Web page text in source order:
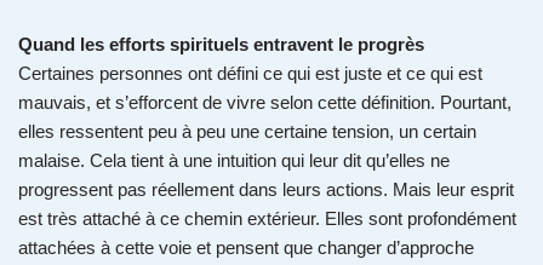
Quand les efforts spirituels entravent le progrès
Certaines personnes ont défini ce qui est juste et ce qui est
mauvais, et s’efforcent de vivre selon cette définition. Pourtant,
elles ressentent peu à peu une certaine tension, un certain
malaise. Cela tient à une intuition qui leur dit qu’elles ne
progressent pas réellement dans leurs actions. Mais leur esprit
est très attaché à ce chemin extérieur. Elles sont profondément
attachées à cette voie et pensent que changer d’approche